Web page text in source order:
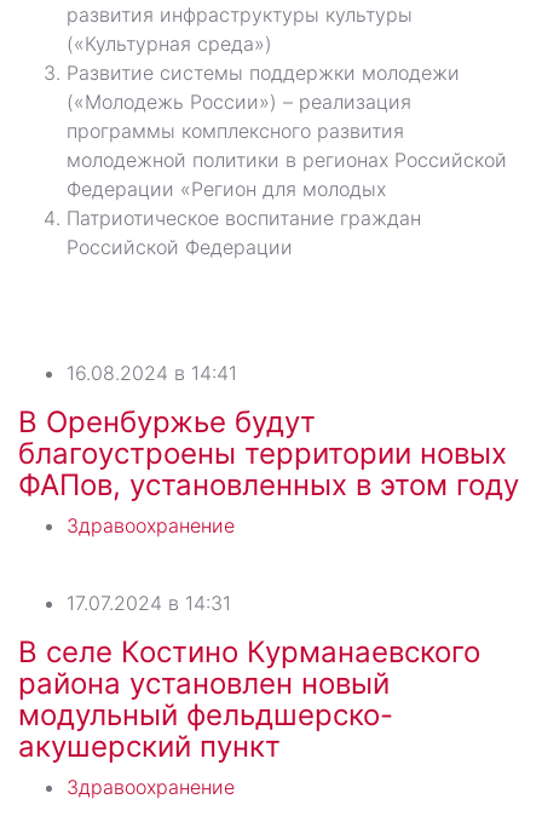
развития инфраструктуры культуры
(«Культурная среда»)
Развитие системы поддержки молодежи
(«Молодежь России») – реализация
программы комплексного развития
молодежной политики в регионах Российской
Федерации «Регион для молодых
Патриотическое воспитание граждан
Российской Федерации
16.08.2024 в 14:41
В Оренбуржье будут
благоустроены территории новых
ФАПов, установленных в этом году
Здравоохранение
17.07.2024 в 14:31
В селе Костино Курманаевского
района установлен новый
модульный фельдшерско-
акушерский пункт
Здравоохранение